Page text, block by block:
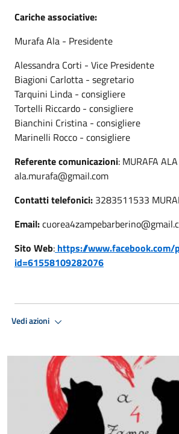
Cariche associative:
Murafa Ala - Presidente
Alessandra Corti - Vice Presidente
Biagioni Carlotta - segretario
Tarquini Linda - consigliere
Tortelli Riccardo - consigliere
Bianchini Cristina - consigliere
Marinelli Rocco - consigliere
Referente comunicazioni: MURAFA ALA
ala.murafa@gmail.com
Contatti telefonici: 3283511533
Email:
Sito Web: https://www.facebook.com/
id=61558109282076
Vedi azioni